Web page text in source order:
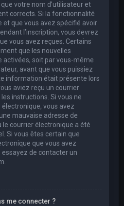
votre nom d’utilisateur et
corrects. Si la fonctionnalité
et que vous avez spécifié avoir
l’inscription, vous devrez
vous avez reçues. Certains
que les nouvelles
activées, soit par vous-même
avant que vous puissiez
information était présente lors
aviez reçu un courrier
instructions. Si vous ne
vous avez
mauvaise adresse de
le courrier électronique a été
Si vous êtes certain que
que vous avez
de contacter un
me connecter ?